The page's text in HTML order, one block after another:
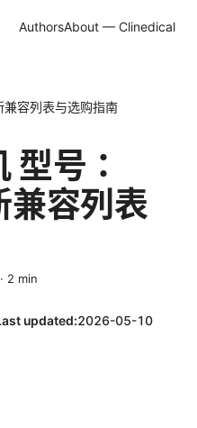
AuthorsAbout — Clinedical
容列表与选购指南
型号：
容列表
· 2 min
updated:2026-05-10